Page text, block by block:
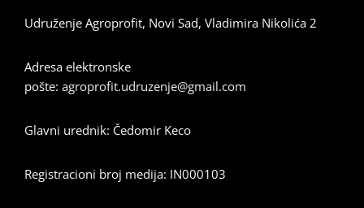
Udruženje Agroprofit, Novi Sad, Vladimira Nikolića 2
Adresa elektronske
pošte: agroprofit.udruzenje@gmail.com
Glavni urednik: Čedomir Keco
Registracioni broj medija: IN000103